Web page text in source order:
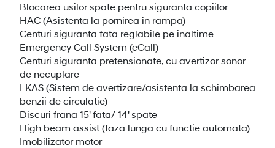
Blocarea usilor spate pentru siguranta copiilor
HAC (Asistenta la pornirea in rampa)
Centuri siguranta fata reglabile pe inaltime
Emergency Call System (eCall)
Centuri siguranta pretensionate, cu avertizor sonor
de necuplare
LKAS (Sistem de avertizare/asistenta la schimbarea
benzii de circulatie)
Discuri frana 15' fata/ 14' spate
High beam assist (faza lunga cu functie automata)
Imobilizator motor